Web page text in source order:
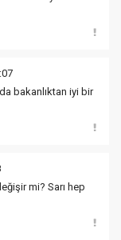
bakanlıktan iyi bir
mi? Sarı hep